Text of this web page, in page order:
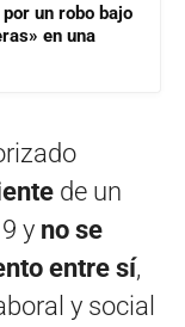
un robo bajo
en una
de un
y no se
entre sí,
y social